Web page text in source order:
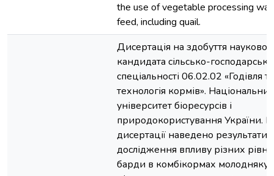
the use of vegetable processing
feed, including quail.
Дисертація на здобуття
кандидата сільсько-
спеціальності 06.02.02 «Годівля
технологія кормів».
університет біоресурсів і
природокористування України.
дисертації наведено результати
дослідження впливу різних рівні
барди в комбікормах молодняку